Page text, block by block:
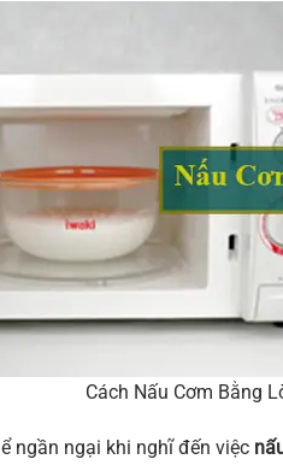
Cách Nấu Cơm Bằng
ngần ngại khi nghĩ đến việc